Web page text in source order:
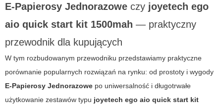
E-Papierosy Jednorazowe czy joyetech ego
aio quick start kit 1500mah — praktyczny
przewodnik dla kupujących
W tym rozbudowanym przewodniku przedstawiamy praktyczne
porównanie popularnych rozwiązań na rynku: od prostoty i wygody
E-Papierosy Jednorazowe po uniwersalność i długotrwałe
użytkowanie zestawów typu joyetech ego aio quick start kit